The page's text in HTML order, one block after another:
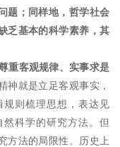
题；同样地，哲学社会
乏基本的科学素养，其
重客观规律、实事求是
神就是立足客观事实，
则梳理思想，表达见
科学的研究方法。但
方法的局限性。历史上